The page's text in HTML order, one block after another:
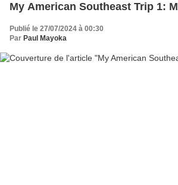
My American Southeast Trip 1:
Publié le 27/07/2024 à 00:30
Par Paul Mayoka